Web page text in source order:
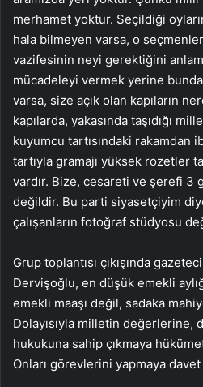
merhamet yoktur. Seçildiği
hala bilmeyen varsa, o
vazifesinin neyi gerektiğini
mücadeleyi vermek yerine
varsa, size açık olan kapıların
kapılarda, yakasında taşıdığı
kuyumcu tartısındaki rakamdan
tartıyla gramajı yüksek rozetler
vardır. Bize, cesareti ve şerefi 3
değildir. Bu parti siyasetçiyim
çalışanların fotoğraf stüdyosu
Grup toplantısı çıkışında
Dervişoğlu, en düşük emekli
emekli maaşı değil, sadaka
Dolayısıyla milletin değerlerine,
hukukuna sahip çıkmaya
Onları görevlerini yapmaya